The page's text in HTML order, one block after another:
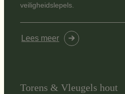
veiligheidslepels.
Lees meer
Torens & Vleugels hout